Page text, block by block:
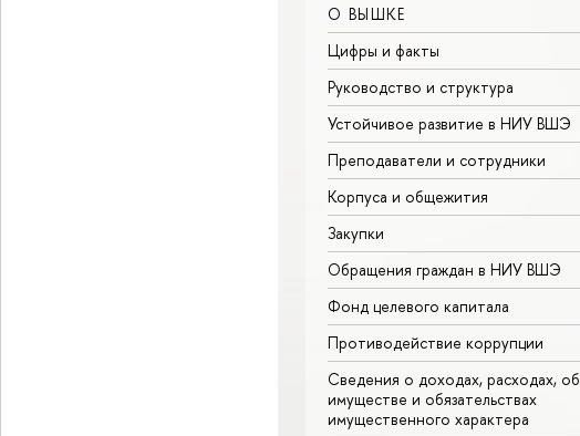
О ВЫШКЕ
Цифры и факты
Руководство и структура
Устойчивое развитие в НИУ ВШЭ
Преподаватели и сотрудники
Корпуса и общежития
Закупки
Обращения граждан в НИУ ВШЭ
Фонд целевого капитала
Противодействие коррупции
Сведения о доходах, расходах, об
имуществе и обязательствах
имущественного характера